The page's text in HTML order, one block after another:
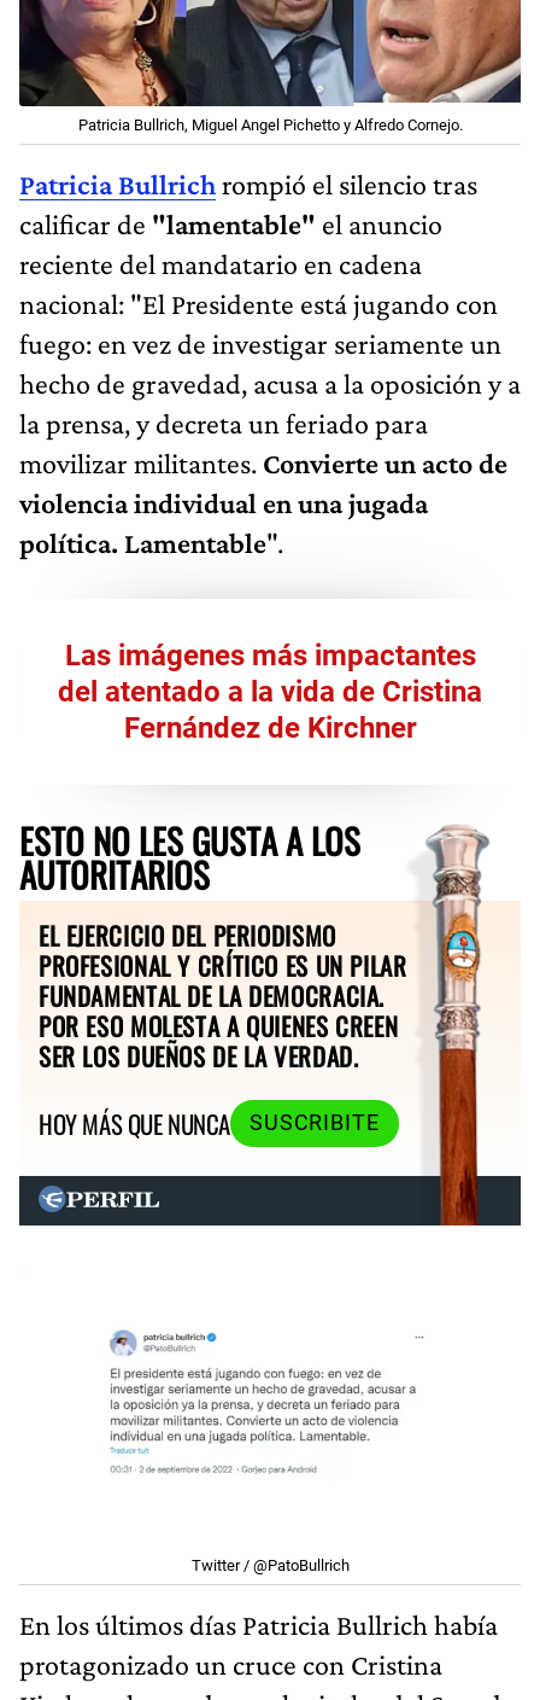
Patricia Bullrich, Miguel Angel Pichetto y Alfredo Cornejo.
Patricia Bullrichrompió el silencio tras
calificar de "lamentable" el anuncio
reciente del mandatario en cadena
nacional: "El Presidente está jugando con
fuego: en vez de investigar seriamente un
hecho de gravedad, acusa a la oposición y a
la prensa, y decreta un feriado para
movilizar militantes. Convierte un acto de
violencia individual en una jugada
política. Lamentable".
Las imágenes más impactantes
del atentado a la vida de Cristina
Fernández de Kirchner
ESTO NO LES GUSTA A LOS
AUTORITARIOS
EL EJERCICIO DEL PERIODISMO
PROFESIONAL Y CRÍTICO ES UN PILAR
FUNDAMENTAL DE LA DEMOCRACIA.
POR ESO MOLESTA A QUIENES CREEN
SER LOS DUEÑOS DE LA VERDAD.
HOY MÁS QUE NUNCA
SUSCRIBITE
Twitter / @PatoBullrich
En los últimos días Patricia Bullrich había
protagonizado un cruce con Cristina